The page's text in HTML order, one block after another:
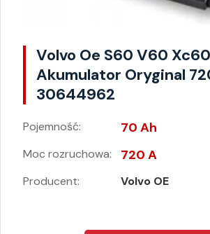
Volvo Oe S60 V60 Xc60
Akumulator Oryginal
30644962
Pojemność: 70 Ah
Moc rozruchowa: 720 A
Producent: Volvo OE